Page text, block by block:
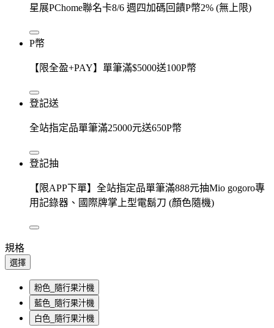
星展PChome聯名卡8/6 週四加碼回饋P幣2% (無上限)
P幣
【限全盈+PAY】單筆滿$5000送100P幣
登記送
全站指定品單筆滿25000元送650P幣
登記抽
【限APP下單】全站指定品單筆滿888元抽Mio gogoro專
用記錄器、國際牌掌上型電鬍刀 (顏色隨機)
規格
選擇
粉色_隨行果汁機
藍色_隨行果汁機
白色_隨行果汁機